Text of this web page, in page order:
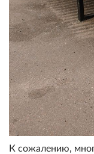
К сожалению,